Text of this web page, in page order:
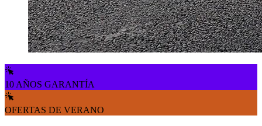
10 AÑOS GARANTÍA
OFERTAS DE VERANO